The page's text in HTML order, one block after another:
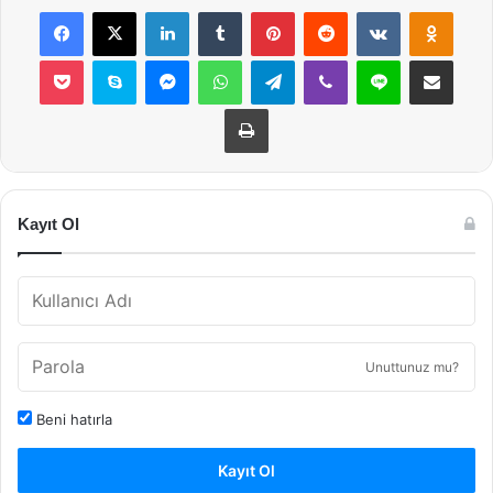
Facebook
X LinkedInTumblr PinterestReddit VKontakte
Pocket Skype MessengerWhatsAppTelegramViber Line E-Posta ile
Yazdır
Kayıt Ol
Unuttunuz mu?
Beni hatırla
Kayıt Ol